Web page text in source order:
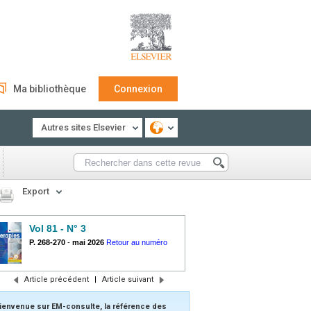
Ma bibliothèque Connexion
Autres sites Elsevier
Export
Vol 81 - N° 3
P. 268-270 - mai 2026 Retour au numéro
Article précédent | Article suivant
sur EM-consulte, la référence des